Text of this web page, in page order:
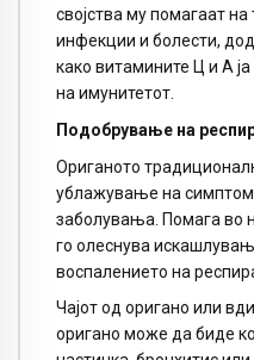
својства му помагаат
инфекции и болести,
како витамините Ц и А
на имунитетот.
Подобрување на
Ориганото
ублажување на
заболувања. Помага во
го олеснува
воспалението на
Чајот од оригано или
оригано може да биде